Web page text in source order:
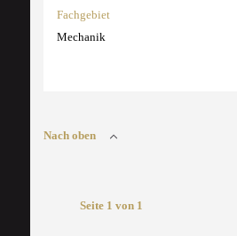
Fachgebiet
Mechanik
Nach oben
Seite 1 von 1